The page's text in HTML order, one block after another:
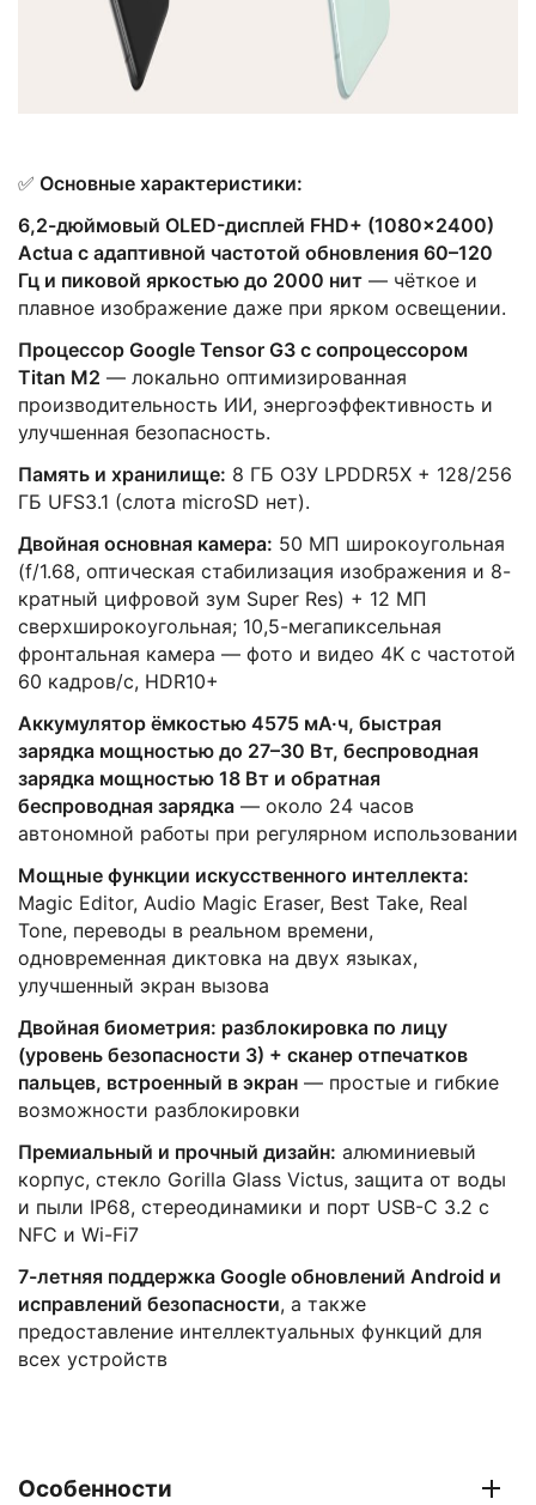
✅ Основные характеристики:
6,2-дюймовый OLED-дисплей FHD+ (1080×2400)
Actua с адаптивной частотой обновления 60–120
Гц и пиковой яркостью до 2000 нит — чёткое и
плавное изображение даже при ярком освещении.
Процессор Google Tensor G3 с сопроцессором
Titan M2 — локально оптимизированная
производительность ИИ, энергоэффективность и
улучшенная безопасность.
Память и хранилище: 8 ГБ ОЗУ LPDDR5X + 128/256
ГБ UFS3.1 (слота microSD нет).
Двойная основная камера: 50 МП широкоугольная
(f/1.68, оптическая стабилизация изображения и 8-
кратный цифровой зум Super Res) + 12 МП
сверхширокоугольная; 10,5-мегапиксельная
фронтальная камера — фото и видео 4K с частотой
60 кадров/с, HDR10+
Аккумулятор ёмкостью 4575 мА·ч, быстрая
зарядка мощностью до 27–30 Вт, беспроводная
зарядка мощностью 18 Вт и обратная
беспроводная зарядка — около 24 часов
автономной работы при регулярном использовании
Мощные функции искусственного интеллекта:
Magic Editor, Audio Magic Eraser, Best Take, Real
Tone, переводы в реальном времени,
одновременная диктовка на двух языках,
улучшенный экран вызова
Двойная биометрия: разблокировка по лицу
(уровень безопасности 3) + сканер отпечатков
пальцев, встроенный в экран — простые и гибкие
возможности разблокировки
Премиальный и прочный дизайн: алюминиевый
корпус, стекло Gorilla Glass Victus, защита от воды
и пыли IP68, стереодинамики и порт USB-C 3.2 с
NFC и Wi-Fi7
7-летняя поддержка Google обновлений Android и
исправлений безопасности, а также
предоставление интеллектуальных функций для
всех устройств
Особенности